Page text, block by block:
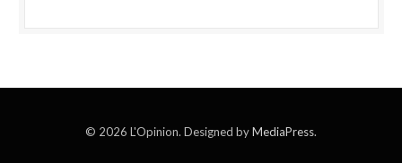
© 2026 L'Opinion. Designed byMediaPress.